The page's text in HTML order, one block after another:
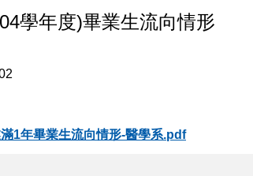
學年度)畢業生流向情形
1年畢業生流向情形-醫學系.pdf